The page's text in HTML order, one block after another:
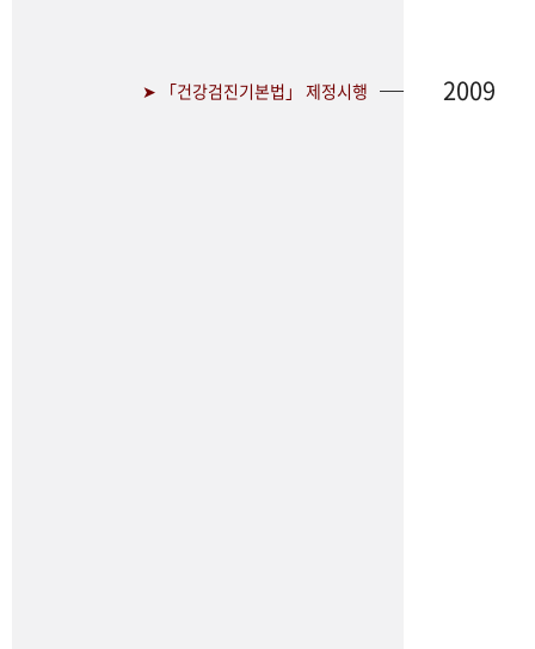
➤ 「건강검진기본법」 제정시행 2009